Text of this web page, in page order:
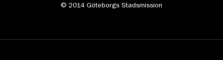
© 2014 Göteborgs Stadsmission